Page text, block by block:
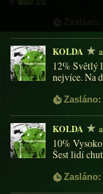
KOLDA
12% Světlý
nejvíce. Na
Zasláno:
KOLDA
10%
Šest lidí
Zasláno: